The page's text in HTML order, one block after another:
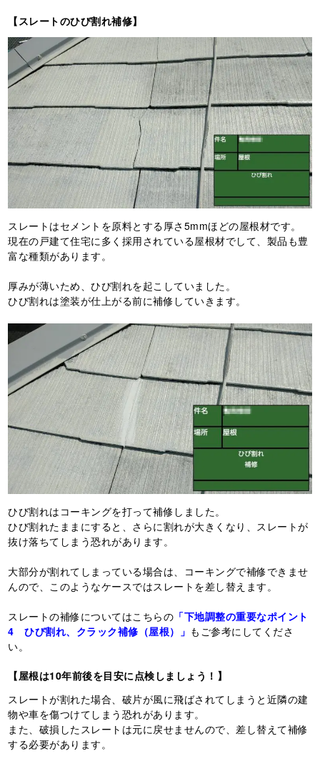
【スレートのひび割れ補修】
スレートはセメントを原料とする厚さ5mmほどの屋根材です。
現在の戸建て住宅に多く採用されている屋根材でして、製品も豊
富な種類があります。
厚みが薄いため、ひび割れを起こしていました。
ひび割れは塗装が仕上がる前に補修していきます。
ひび割れはコーキングを打って補修しました。
ひび割れたままにすると、さらに割れが大きくなり、スレートが
抜け落ちてしまう恐れがあります。
大部分が割れてしまっている場合は、コーキングで補修できませ
んので、このようなケースではスレートを差し替えます。
スレートの補修についてはこちらの 「下地調整の重要なポイント
4 ひび割れ、クラック補修（屋根）」 もご参考にしてくださ
い。
【屋根は10年前後を目安に点検しましょう！】
スレートが割れた場合、破片が風に飛ばされてしまうと近隣の建
物や車を傷つけてしまう恐れがあります。
また、破損したスレートは元に戻せませんので、差し替えて補修
する必要があります。